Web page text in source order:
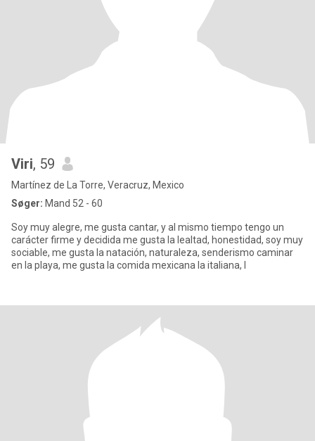
Viri, 59
Martínez de La Torre, Veracruz, Mexico
Søger: Mand 52 - 60
Soy muy alegre, me gusta cantar, y al mismo tiempo tengo un
carácter firme y decidida me gusta la lealtad, honestidad, soy muy
sociable, me gusta la natación, naturaleza, senderismo caminar